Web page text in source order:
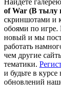
of War (В тылу
скриншотами и
обоями по
новый и мы
работать
чем другие
тематики.
и будьте в курсе
обновлений